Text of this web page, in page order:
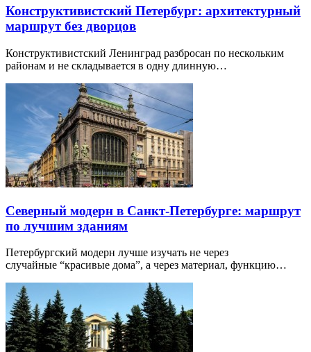
Конструктивистский Петербург: архитектурный
маршрут без дворцов
Конструктивистский Ленинград разбросан по нескольким
районам и не складывается в одну длинную…
Северный модерн в Санкт-Петербурге: маршрут
по лучшим зданиям
Петербургский модерн лучше изучать не через
случайные “красивые дома”, а через материал, функцию…